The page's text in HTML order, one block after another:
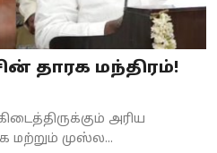
தாரக மந்திரம்!
அரிய
மற்றும் முஸ்ல...